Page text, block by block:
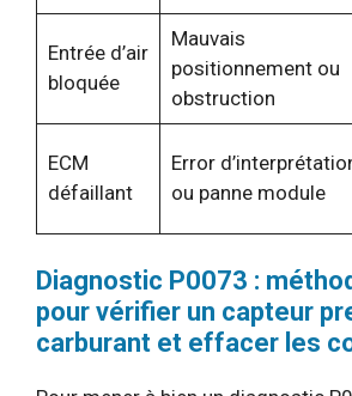
Entrée d’air
bloquée
Mauvais
positionnement ou
obstruction
ECM
défaillant
Error
ou panne module
Diagnostic P0073 :
pour vérifier un capteur
carburant et effacer les